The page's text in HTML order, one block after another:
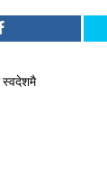
स्वदेशमै